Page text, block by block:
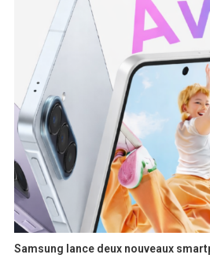
Samsung lance deux nouveaux